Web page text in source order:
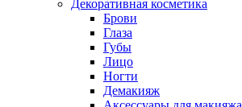
Декоративная косметика
Брови
Глаза
Губы
Лицо
Ногти
Демакияж